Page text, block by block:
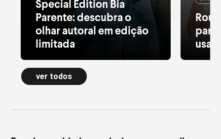
Special Edition Bia
Parente: descubra o
olhar autoral em edição
limitada
Alfaiataria leve, tule estampado, pied
de poule e acessórios com pedras
naturais dão forma à nova Special
Edition
para
usar
ver todos